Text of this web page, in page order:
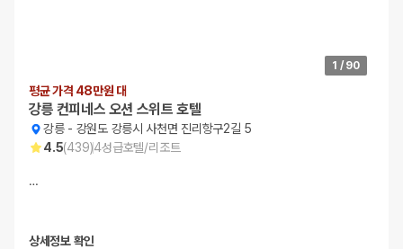
1 / 90
평균 가격 48만원 대
강릉 컨피네스 오션 스위트 호텔
강릉- 강원도 강릉시 사천면 진리항구2길 5
4.5(439)4성급호텔/리조트
…
상세정보 확인